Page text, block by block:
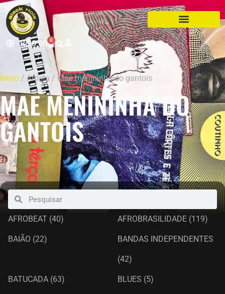
R$0,00 0
Início / Artista / Mae menininha do gantois
MAE MENININHA DO
GANTOIS
AFROBEAT (40) AFROBRASILIDADE (119)
BAIÃO (22) BANDAS INDEPENDENTES
(42)
BATUCADA (63) BLUES (5)